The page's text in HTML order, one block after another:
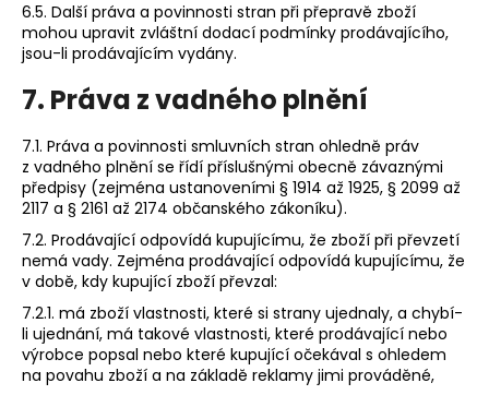
6.5. Další práva a povinnosti stran při přepravě zboží
mohou upravit zvláštní dodací podmínky prodávajícího,
jsou-li prodávajícím vydány.
7. Práva z vadného plnění
7.1. Práva a povinnosti smluvních stran ohledně práv
z vadného plnění se řídí příslušnými obecně závaznými
předpisy (zejména ustanoveními § 1914 až 1925, § 2099 až
2117 a § 2161 až 2174 občanského zákoníku).
7.2. Prodávající odpovídá kupujícímu, že zboží při převzetí
nemá vady. Zejména prodávající odpovídá kupujícímu, že
v době, kdy kupující zboží převzal:
7.2.1. má zboží vlastnosti, které si strany ujednaly, a chybí-
li ujednání, má takové vlastnosti, které prodávající nebo
výrobce popsal nebo které kupující očekával s ohledem
na povahu zboží a na základě reklamy jimi prováděné,